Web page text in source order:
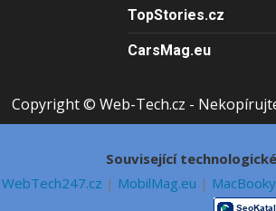
TopStories.cz
CarsMag.eu
Copyright © Web-Tech.cz -
Související
WebTech247.cz | MobilMag.eu |